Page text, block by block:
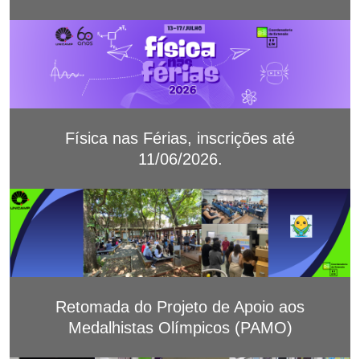
Física nas Férias, inscrições até
11/06/2026.
Retomada do Projeto de Apoio aos
Medalhistas Olímpicos (PAMO)